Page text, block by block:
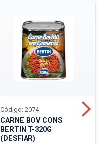
CARNE BOV CONS
BERTIN T-320G
(DESFIAR)
Código: 2074